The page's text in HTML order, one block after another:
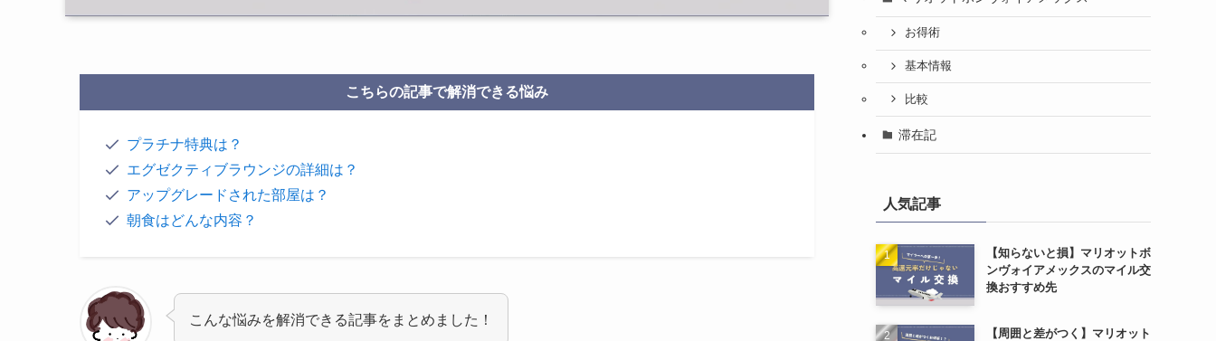
こちらの記事で解消できる悩み
プラチナ特典は？
エグゼクティブラウンジの詳細は？
アップグレードされた部屋は？
朝食はどんな内容？
こんな悩みを解消できる記事をまとめました！
お得術
基本情報
比較
滞在記
人気記事
【知らないと損】マリオットボ
ンヴォイアメックスのマイル交
換おすすめ先
【周囲と差がつく】マリオット